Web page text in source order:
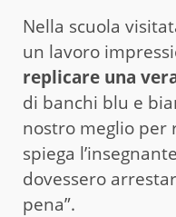
Nella scuola
un lavoro
replicare una
di banchi blu e
nostro meglio per
spiega
dovessero
pena”.